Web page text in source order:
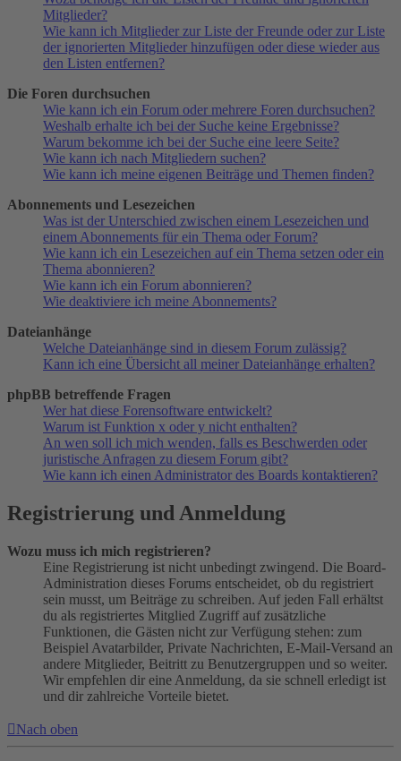
Mitglieder?
Wie kann ich Mitglieder zur Liste der Freunde oder zur Liste
der ignorierten Mitglieder hinzufügen oder diese wieder aus
den Listen entfernen?
Die Foren durchsuchen
Wie kann ich ein Forum oder mehrere Foren durchsuchen?
Weshalb erhalte ich bei der Suche keine Ergebnisse?
Warum bekomme ich bei der Suche eine leere Seite?
Wie kann ich nach Mitgliedern suchen?
Wie kann ich meine eigenen Beiträge und Themen finden?
Abonnements und Lesezeichen
Was ist der Unterschied zwischen einem Lesezeichen und
einem Abonnements für ein Thema oder Forum?
Wie kann ich ein Lesezeichen auf ein Thema setzen oder ein
Thema abonnieren?
Wie kann ich ein Forum abonnieren?
Wie deaktiviere ich meine Abonnements?
Dateianhänge
Welche Dateianhänge sind in diesem Forum zulässig?
Kann ich eine Übersicht all meiner Dateianhänge erhalten?
phpBB betreffende Fragen
Wer hat diese Forensoftware entwickelt?
Warum ist Funktion x oder y nicht enthalten?
An wen soll ich mich wenden, falls es Beschwerden oder
juristische Anfragen zu diesem Forum gibt?
Wie kann ich einen Administrator des Boards kontaktieren?
Registrierung und Anmeldung
Wozu muss ich mich registrieren?
Eine Registrierung ist nicht unbedingt zwingend. Die Board-
Administration dieses Forums entscheidet, ob du registriert
sein musst, um Beiträge zu schreiben. Auf jeden Fall erhältst
du als registriertes Mitglied Zugriff auf zusätzliche
Funktionen, die Gästen nicht zur Verfügung stehen: zum
Beispiel Avatarbilder, Private Nachrichten, E-Mail-Versand an
andere Mitglieder, Beitritt zu Benutzergruppen und so weiter.
Wir empfehlen dir eine Anmeldung, da sie schnell erledigt ist
und dir zahlreiche Vorteile bietet.
Nach oben